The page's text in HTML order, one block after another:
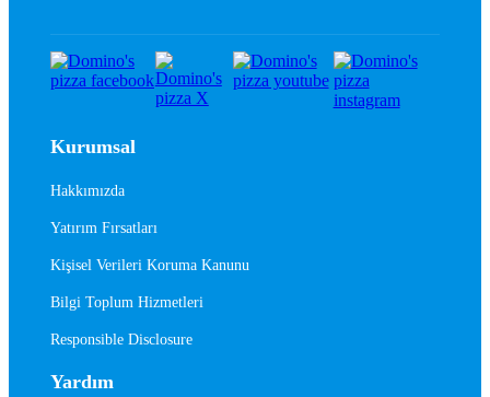
Kurumsal
Hakkımızda
Yatırım Fırsatları
Kişisel Verileri Koruma Kanunu
Bilgi Toplum Hizmetleri
Responsible Disclosure
Yardım